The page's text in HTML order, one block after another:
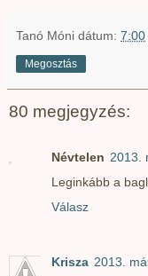
Tanó Móni dátum: 7:00
Megosztás
80 megjegyzés:
Névtelen 2013.
Leginkább a
Válasz
Krisza 2013.